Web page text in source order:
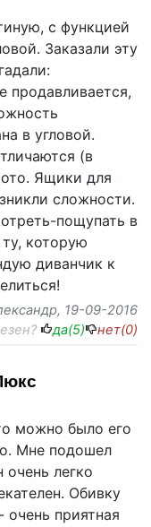
с функцией
Заказали эту
продавливается,
в угловой.
(в
Ящики для
сложности.
пощупать в
которую
диванчик к
, 19-09-2016
да(5) нет(0)
можно было его
Мне подошел
легко
Обивку
приятная